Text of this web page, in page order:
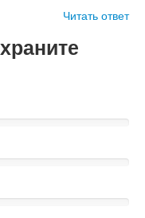
Читать ответ